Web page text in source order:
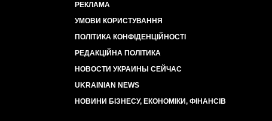
РЕКЛАМА
УМОВИ КОРИСТУВАННЯ
ПОЛІТИКА КОНФІДЕНЦІЙНОСТІ
РЕДАКЦІЙНА ПОЛІТИКА
НОВОСТИ УКРАИНЫ СЕЙЧАС
UKRAINIAN NEWS
НОВИНИ БІЗНЕСУ, ЕКОНОМІКИ, ФІНАНСІВ